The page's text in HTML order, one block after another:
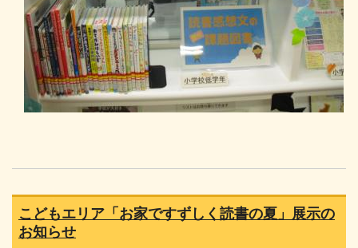
こどもエリア「お家ですずしく読書の夏」展示の
お知らせ